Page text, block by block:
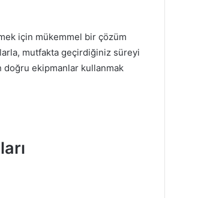
için mükemmel bir çözüm
mutfakta geçirdiğiniz süreyi
doğru ekipmanlar kullanmak